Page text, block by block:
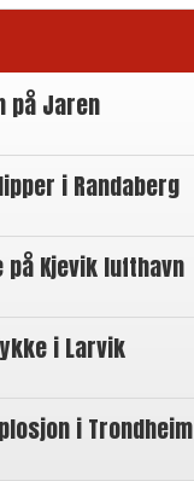
på Jaren
i Randaberg
Kjevik lufthavn
i Larvik
i Trondheim